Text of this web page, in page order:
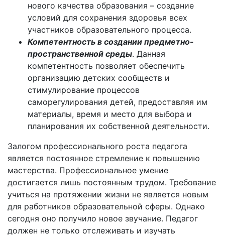
нового качества образования – создание
условий для сохранения здоровья всех
участников образовательного процесса.
Компетентность в создании предметно-
пространственной среды. Данная
компетентность позволяет обеспечить
организацию детских сообществ и
стимулирование процессов
саморегулирования детей, предоставляя им
материалы, время и место для выбора и
планирования их собственной деятельности.
Залогом профессионального роста педагога
является постоянное стремление к повышению
мастерства. Профессиональное умение
достигается лишь постоянным трудом. Требование
учиться на протяжении жизни не является новым
для работников образовательной сферы. Однако
сегодня оно получило новое звучание. Педагог
должен не только отслеживать и изучать